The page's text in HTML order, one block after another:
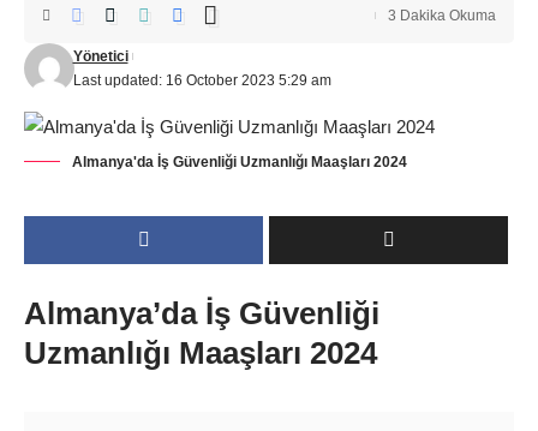
Last updated: 16 October 2023 5:29 am
Yönetici
3 Dakika Okuma
Almanya'da İş Güvenliği Uzmanlığı Maaşları 2024
Almanya’da İş Güvenliği
Uzmanlığı Maaşları 2024